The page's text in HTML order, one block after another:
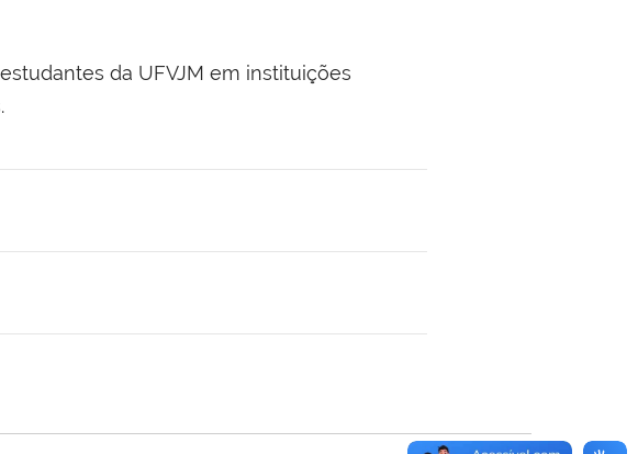
da UFVJM em instituições